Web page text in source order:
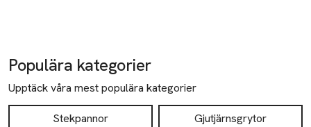
Populära kategorier
Upptäck våra mest populära kategorier
Stekpannor Gjutjärnsgrytor